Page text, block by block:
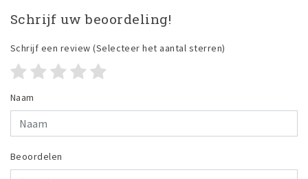
Schrijf uw beoordeling!
Schrijf een review (Selecteer het aantal sterren)
Naam
Beoordelen